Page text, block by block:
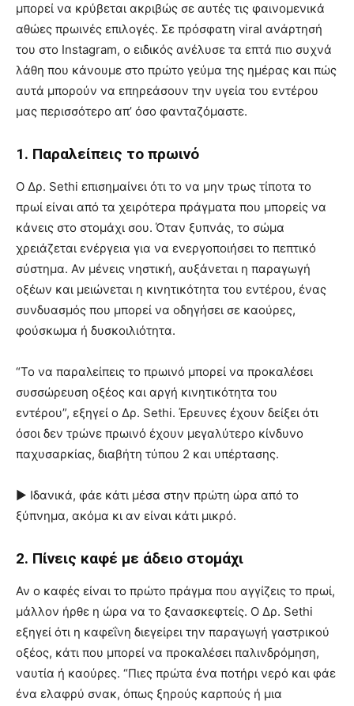
μπορεί να κρύβεται ακριβώς σε αυτές τις φαινομενικά
αθώες πρωινές επιλογές. Σε πρόσφατη viral ανάρτησή
του στο Instagram, ο ειδικός ανέλυσε τα επτά πιο συχνά
λάθη που κάνουμε στο πρώτο γεύμα της ημέρας και πώς
αυτά μπορούν να επηρεάσουν την υγεία του εντέρου
μας περισσότερο απ’ όσο φανταζόμαστε.
1. Παραλείπεις το πρωινό
Ο Δρ. Sethi επισημαίνει ότι το να μην τρως τίποτα το
πρωί είναι από τα χειρότερα πράγματα που μπορείς να
κάνεις στο στομάχι σου. Όταν ξυπνάς, το σώμα
χρειάζεται ενέργεια για να ενεργοποιήσει το πεπτικό
σύστημα. Αν μένεις νηστική, αυξάνεται η παραγωγή
οξέων και μειώνεται η κινητικότητα του εντέρου, ένας
συνδυασμός που μπορεί να οδηγήσει σε καούρες,
φούσκωμα ή δυσκοιλιότητα.
“Το να παραλείπεις το πρωινό μπορεί να προκαλέσει
συσσώρευση οξέος και αργή κινητικότητα του
εντέρου”, εξηγεί ο Δρ. Sethi. Έρευνες έχουν δείξει ότι
όσοι δεν τρώνε πρωινό έχουν μεγαλύτερο κίνδυνο
παχυσαρκίας, διαβήτη τύπου 2 και υπέρτασης.
► Ιδανικά, φάε κάτι μέσα στην πρώτη ώρα από το
ξύπνημα, ακόμα κι αν είναι κάτι μικρό.
2. Πίνεις καφέ με άδειο στομάχι
Αν ο καφές είναι το πρώτο πράγμα που αγγίζεις το πρωί,
μάλλον ήρθε η ώρα να το ξανασκεφτείς. Ο Δρ. Sethi
εξηγεί ότι η καφεΐνη διεγείρει την παραγωγή γαστρικού
οξέος, κάτι που μπορεί να προκαλέσει παλινδρόμηση,
ναυτία ή καούρες. “Πιες πρώτα ένα ποτήρι νερό και φάε
ένα ελαφρύ σνακ, όπως ξηρούς καρπούς ή μια